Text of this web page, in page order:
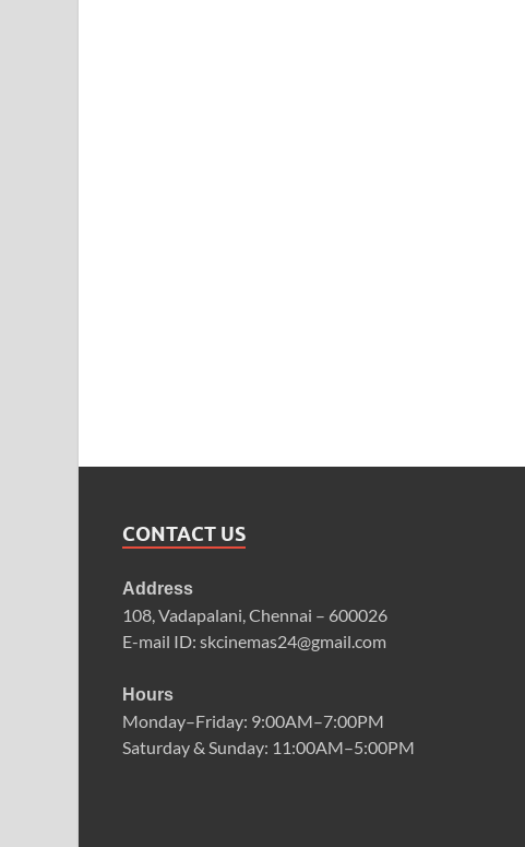
CONTACT US
Address
108, Vadapalani, Chennai – 600026
E-mail ID: skcinemas24@gmail.com
Hours
Monday–Friday: 9:00AM–7:00PM
Saturday & Sunday: 11:00AM–5:00PM